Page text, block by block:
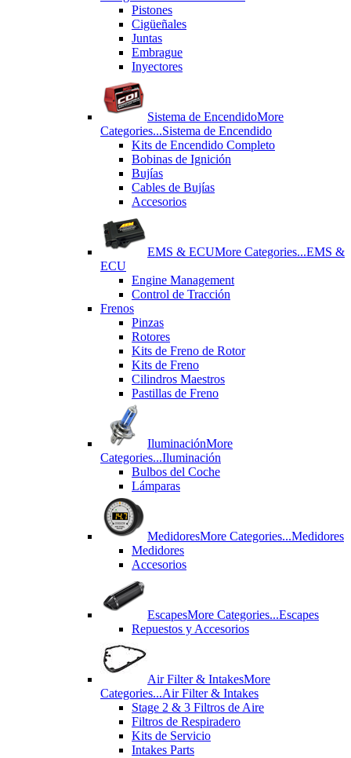
Pistones
Cigüeñales
Juntas
Εmbrague
Inyectores
Sistema de EncendidoMore
Categories...Sistema de Encendido
Kits de Encendido Completo
Bobinas de Ignición
Bujías
Cables de Bujías
Accesorios
EMS & ECUMore Categories...EMS &
ECU
Engine Management
Control de Tracción
Frenos
Pinzas
Rotores
Kits de Freno de Rotor
Kits de Freno
Cilindros Maestros
Pastillas de Freno
IluminaciónMore
Categories...Iluminación
Bulbos del Coche
Lámparas
MedidoresMore Categories...Medidores
Medidores
Accesorios
EscapesMore Categories...Escapes
Repuestos y Accesorios
Air Filter & IntakesMore
Categories...Air Filter & Intakes
Stage 2 & 3 Filtros de Aire
Filtros de Respiradero
Kits de Servicio
Intakes Parts